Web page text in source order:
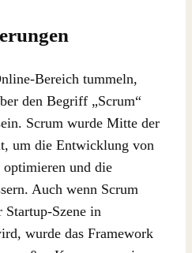
Bereich tummeln,
den Begriff „Scrum“
Scrum wurde Mitte der
um die Entwicklung von
und die
Auch wenn Scrum
Szene in
wurde das Framework